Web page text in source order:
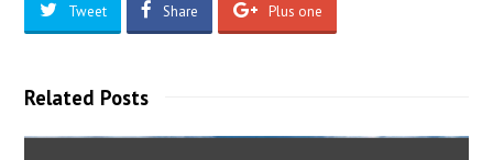
Tweet Share Plus one
Related Posts